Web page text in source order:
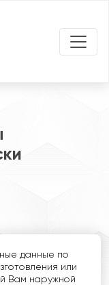
данные по
или
Вам наружной